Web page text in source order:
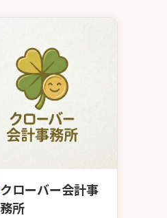
クローバー会計事
務所